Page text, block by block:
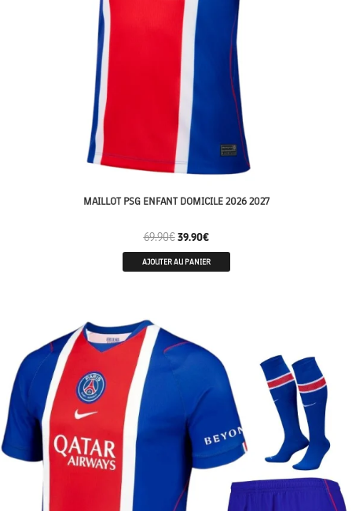
MAILLOT PSG ENFANT DOMICILE 2026 2027
69.90€ 39.90€
AJOUTER AU PANIER